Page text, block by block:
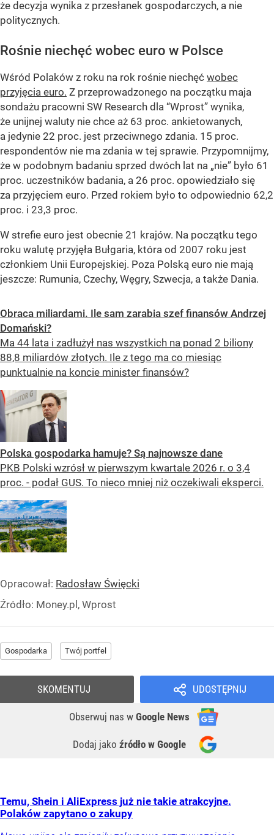
że decyzja wynika z przesłanek gospodarczych, a nie
politycznych.
Rośnie niechęć wobec euro w Polsce
Wśród Polaków z roku na rok rośnie niechęć wobec
przyjęcia euro. Z przeprowadzonego na początku maja
sondażu pracowni SW Research dla “Wprost” wynika,
że unijnej waluty nie chce aż 63 proc. ankietowanych,
a jedynie 22 proc. jest przeciwnego zdania. 15 proc.
respondentów nie ma zdania w tej sprawie. Przypomnijmy,
że w podobnym badaniu sprzed dwóch lat na „nie” było 61
proc. uczestników badania, a 26 proc. opowiedziało się
za przyjęciem euro. Przed rokiem było to odpowiednio 62,2
proc. i 23,3 proc.
W strefie euro jest obecnie 21 krajów. Na początku tego
roku walutę przyjęła Bułgaria, która od 2007 roku jest
członkiem Unii Europejskiej. Poza Polską euro nie mają
jeszcze: Rumunia, Czechy, Węgry, Szwecja, a także Dania.
Obraca miliardami. Ile sam zarabia szef finansów Andrzej
Domański?
Ma 44 lata i zadłużył nas wszystkich na ponad 2 biliony
88,8 miliardów złotych. Ile z tego ma co miesiąc
punktualnie na koncie minister finansów?
Polska gospodarka hamuje? Są najnowsze dane
PKB Polski wzrósł w pierwszym kwartale 2026 r. o 3,4
proc. - podał GUS. To nieco mniej niż oczekiwali eksperci.
Opracował: Radosław Święcki
Źródło: Money.pl, Wprost
Gospodarka Twój portfel
UDOSTĘPNIJ
Obserwuj nas w Google News
Dodaj jako źródło w Google
SKOMENTUJ
Temu, Shein i AliExpress już nie takie atrakcyjne.
Polaków zapytano o zakupy